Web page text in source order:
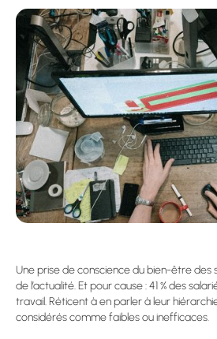
Une prise de conscience du bien-être
de l’actualité. Et pour cause : 41 % des
travail. Réticent à en parler à leur
considérés comme faibles ou inefficaces.